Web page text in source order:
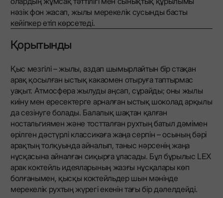
нәзік фон жасап, жылы мерекелік сусынды басты
кейіпкер етіп көрсетеді.
Қорытынды
Қыс мезгілі – жылы, аздап шымырлайтын бір стақан
арақ қосылған ыстық какаомен отыруға таптырмас
уақыт. Атмосфера жылуды аңсап, сұрайды; оны жылы
киіну мен ересектерге арналған ыстық шоколад арқылы
да сезінуге болады. Балалық шақтан қалған
ностальгиямен және тостталған рухтың батыл дәмімен
өрілген дәстүрлі классикаға жаңа серпін – осының бәрі
арақтың толқуында айналып, таныс нәрсенің жаңа
нұсқасына айналған сиқырға ұласады. Бұл бұрылыс LEX
арак коктейль идеяларының жазғы нұсқалары көп
болғанымен, қысқы коктейльдер шын мәнінде
мерекелік рухтың жүрегі екенін тағы бір дәлелдейді.